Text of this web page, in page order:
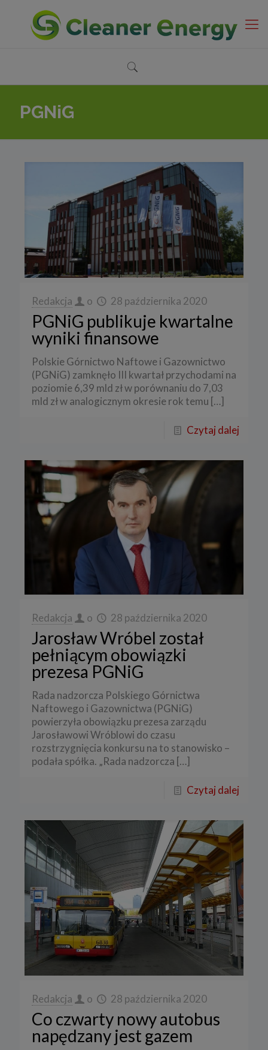
PGNiG
Redakcja o 28 października 2020
PGNiG publikuje kwartalne
wyniki finansowe
Polskie Górnictwo Naftowe i Gazownictwo
(PGNiG) zamknęło III kwartał przychodami na
poziomie 6,39 mld zł w porównaniu do 7,03
mld zł w analogicznym okresie rok temu […]
Czytaj dalej
Redakcja o 28 października 2020
Jarosław Wróbel został
pełniącym obowiązki
prezesa PGNiG
Rada nadzorcza Polskiego Górnictwa
Naftowego i Gazownictwa (PGNiG)
powierzyła obowiązku prezesa zarządu
Jarosławowi Wróblowi do czasu
rozstrzygnięcia konkursu na to stanowisko –
podała spółka. „Rada nadzorcza […]
Czytaj dalej
Redakcja o 28 października 2020
Co czwarty nowy autobus
napędzany jest gazem